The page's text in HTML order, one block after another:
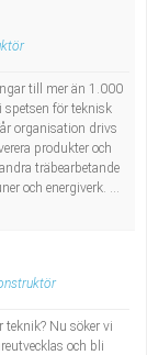
till mer än 1.000
spetsen för teknisk
organisation drivs
produkter och
träbearbetande
och energiverk. ...
teknik? Nu söker vi
och bli